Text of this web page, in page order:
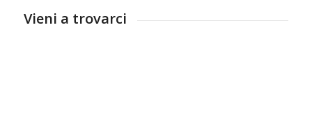
Vieni a trovarci